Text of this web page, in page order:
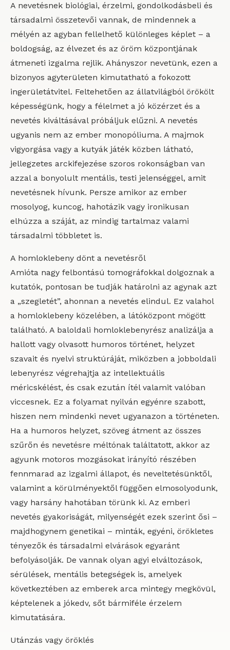
A nevetésnek biológiai, érzelmi, gondolkodásbeli és
társadalmi összetevői vannak, de mindennek a
mélyén az agyban fellelhető különleges képlet – a
boldogság, az élvezet és az öröm központjának
átmeneti izgalma rejlik. Ahányszor nevetünk, ezen a
bizonyos agyterületen kimutatható a fokozott
ingerületátvitel. Feltehetően az állatvilágból örökölt
képességünk, hogy a félelmet a jó közérzet és a
nevetés kiváltásával próbáljuk elűzni. A nevetés
ugyanis nem az ember monopóliuma. A majmok
vigyorgása vagy a kutyák játék közben látható,
jellegzetes arckifejezése szoros rokonságban van
azzal a bonyolult mentális, testi jelenséggel, amit
nevetésnek hívunk. Persze amikor az ember
mosolyog, kuncog, hahotázik vagy ironikusan
elhúzza a száját, az mindig tartalmaz valami
társadalmi többletet is.
A homloklebeny dönt a nevetésről
Amióta nagy felbontású tomográfokkal dolgoznak a
kutatók, pontosan be tudják határolni az agynak azt
a „szegletét”, ahonnan a nevetés elindul. Ez valahol
a homloklebeny közelében, a látóközpont mögött
található. A baloldali homloklebenyrész analizálja a
hallott vagy olvasott humoros történet, helyzet
szavait és nyelvi struktúráját, miközben a jobboldali
lebenyrész végrehajtja az intellektuális
méricskélést, és csak ezután ítél valamit valóban
viccesnek. Ez a folyamat nyilván egyénre szabott,
hiszen nem mindenki nevet ugyanazon a történeten.
Ha a humoros helyzet, szöveg átment az összes
szűrőn és nevetésre méltónak találtatott, akkor az
agyunk motoros mozgásokat irányító részében
fennmarad az izgalmi állapot, és neveltetésünktől,
valamint a körülményektől függően elmosolyodunk,
vagy harsány hahotában törünk ki. Az emberi
nevetés gyakoriságát, milyenségét ezek szerint ősi –
majdhogynem genetikai – minták, egyéni, örökletes
tényezők és társadalmi elvárások egyaránt
befolyásolják. De vannak olyan agyi elváltozások,
sérülések, mentális betegségek is, amelyek
következtében az emberek arca mintegy megkövül,
képtelenek a jókedv, sőt bármiféle érzelem
kimutatására.
Utánzás vagy öröklés